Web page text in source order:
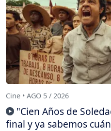
Cine • AGO 5 / 2026
"Cien Años de
final y ya sabemos